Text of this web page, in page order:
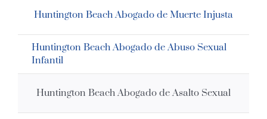
Huntington Beach Abogado de Muerte Injusta
Huntington Beach Abogado de Abuso Sexual
Infantil
Huntington Beach Abogado de Asalto Sexual